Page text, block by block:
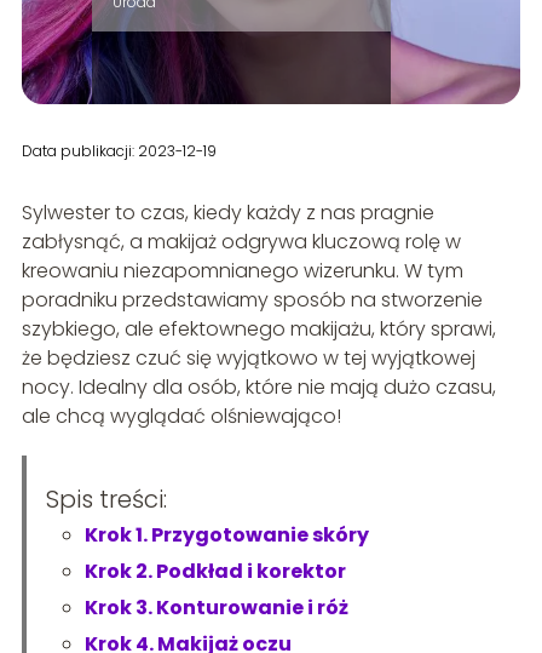
Data publikacji: 2023-12-19
Sylwester to czas, kiedy każdy z nas pragnie
zabłysnąć, a makijaż odgrywa kluczową rolę w
kreowaniu niezapomnianego wizerunku. W tym
poradniku przedstawiamy sposób na stworzenie
szybkiego, ale efektownego makijażu, który sprawi,
że będziesz czuć się wyjątkowo w tej wyjątkowej
nocy. Idealny dla osób, które nie mają dużo czasu,
ale chcą wyglądać olśniewająco!
Spis treści:
Krok 1. Przygotowanie skóry
Krok 2. Podkład i korektor
Krok 3. Konturowanie i róż
Krok 4. Makijaż oczu